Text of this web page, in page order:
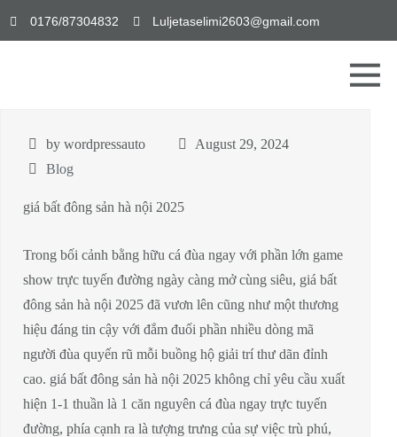
0176/87304832 Luljetaselimi2603@gmail.com
by wordpressauto
August 29, 2024
Blog
giá bất đông sản hà nội 2025
Trong bối cảnh bằng hữu cá đùa ngay với phần lớn game
show trực tuyến đường ngày càng mở cùng siêu, giá bất
đông sản hà nội 2025 đã vươn lên cũng như một thương
hiệu đáng tin cậy với đắm đuối phần nhiều dòng mã
người đùa quyến rũ mỗi buồng hộ giải trí thư dãn đỉnh
cao. giá bất đông sản hà nội 2025 không chỉ yêu cầu xuất
hiện 1-1 thuần là 1 căn nguyên cá đùa ngay trực tuyến
đường, phía cạnh ra là tượng trưng của sự việc trù phú,